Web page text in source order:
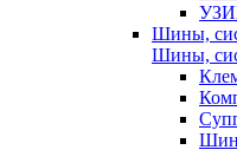
Шины,
Шины,